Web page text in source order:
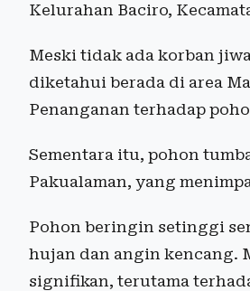
Kelurahan Baciro,
Meski tidak ada korban
diketahui berada di area
Penanganan terhadap
Sementara itu, pohon
Pakualaman, yang
Pohon beringin setinggi
hujan dan angin kencang.
signifikan, terutama